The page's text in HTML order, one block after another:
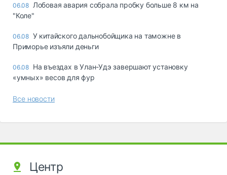
06.08 Лобовая авария собрала пробку больше 8 км на
"Коле"
06.08 У китайского дальнобойщика на таможне в
Приморье изъяли деньги
06.08 Ha въeздax в Улaн-Удэ зaвepшaют ycтaнoвкy
«yмныx» вecoв для фyp
Все новости
Центр